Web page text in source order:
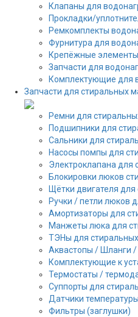
Клапаны для
Прокладки/
Ремкомплекты
Фурнитура для
Крепёжные
Запчасти для
Комплектующие для
Запчасти для стиральных
Ремни для
Подшипники для
Сальники для
Насосы помпы для
Электроклапана для
Блокировки люков
Щётки двигателя
Ручки / петли люков
Амортизаторы для
Манжеты люка для
ТЭНы для
Аквастопы / Шланги /
Комплектующие к
Термостаты /
Суппорты для
Датчики
Фильтры (заглушки)